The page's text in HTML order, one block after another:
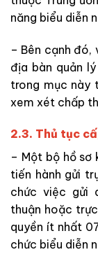
năng biểu diễn
– Bên cạnh
địa bàn quản
trong mục này
xem xét chấp
2.3. Thủ tục
– Một bộ hồ sơ
tiến hành gửi
chức việc gửi
thuận hoặc
quyền ít nhất
chức biểu diễn